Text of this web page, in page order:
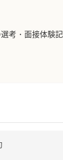
考・面接体験記